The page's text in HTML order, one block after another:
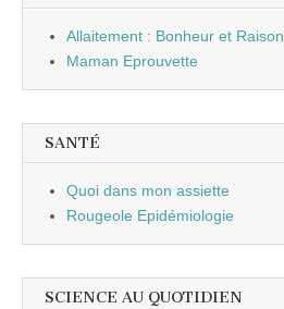
Allaitement : Bonheur et Raison
Maman Eprouvette
SANTÉ
Quoi dans mon assiette
Rougeole Epidémiologie
SCIENCE AU QUOTIDIEN